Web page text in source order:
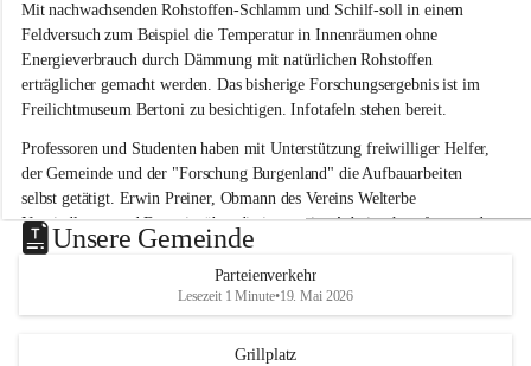
a
m
S
e
e
Mit nachwachsenden Rohstoffen-Schlamm und Schilf-soll in einem
Feldversuch zum Beispiel die Temperatur in Innenräumen ohne
Energieverbrauch durch Dämmung mit natürlichen Rohstoffen
erträglicher gemacht werden. Das bisherige Forschungsergebnis ist im
Freilichtmuseum Bertoni zu besichtigen. Infotafeln stehen bereit.
Professoren und Studenten haben mit Unterstützung freiwilliger Helfer,
der Gemeinde und der "Forschung Burgenland" die Aufbauarbeiten
selbst getätigt. Erwin Preiner, Obmann des Vereins Welterbe
Neusiedlersee und Bgm. ist über die innovative Arbeit sehr erfreut und
hofft auf baldige praktische Anwendung der Forschungsergebnisse.
Gerade in Zeiten des Klimawandels ist jede technologische Innovation
wichtig!
Unsere Gemeinde
Parteienverkehr
Lesezeit 1 Minute•19. Mai 2026
Grillplatz